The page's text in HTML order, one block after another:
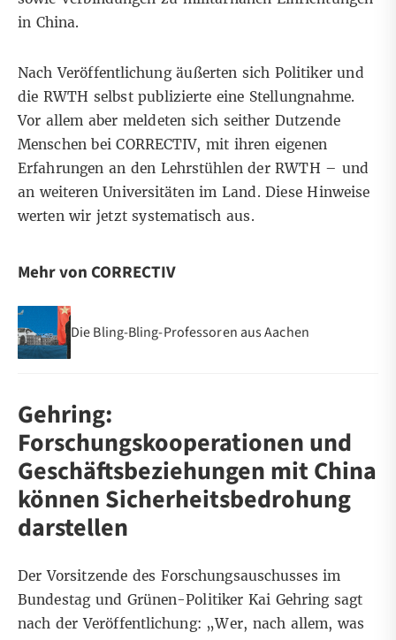
in China.
Nach Veröffentlichung äußerten sich Politiker und
die RWTH selbst publizierte eine Stellungnahme.
Vor allem aber meldeten sich seither Dutzende
Menschen bei CORRECTIV, mit ihren eigenen
Erfahrungen an den Lehrstühlen der RWTH – und
an weiteren Universitäten im Land. Diese Hinweise
werten wir jetzt systematisch aus.
Mehr von CORRECTIV
Die Bling-Bling-Professoren aus Aachen
Gehring:
Forschungskooperationen und
Geschäftsbeziehungen mit China
können Sicherheitsbedrohung
darstellen
Der Vorsitzende des Forschungsauschusses im
Bundestag und Grünen-Politiker Kai Gehring sagt
nach der Veröffentlichung: „Wer, nach allem, was